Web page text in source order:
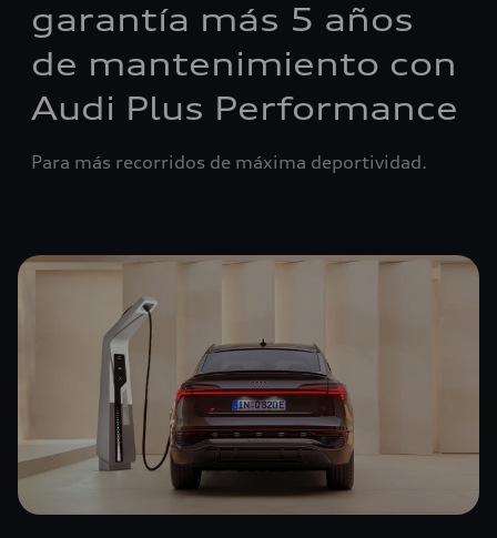
garantía más 5 años
de mantenimiento con
Audi Plus Performance
Para más recorridos de máxima deportividad.